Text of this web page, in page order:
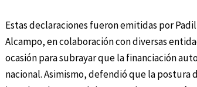
Estas declaraciones fueron emitidas por
Alcampo, en colaboración con diversas
ocasión para subrayar que la financiación
nacional. Asimismo, defendió que la postura